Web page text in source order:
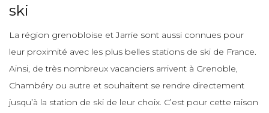
ski
La région grenobloise et Jarrie sont aussi connues pour
leur proximité avec les plus belles stations de ski de France.
Ainsi, de très nombreux vacanciers arrivent à Grenoble,
Chambéry ou autre et souhaitent se rendre directement
jusqu’à la station de ski de leur choix. C’est pour cette raison